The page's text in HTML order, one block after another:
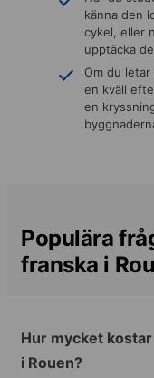
känna den
cykel, eller
upptäcka
Om du
en kväll
en
Populära
franska i
Hur mycket
i Rouen?